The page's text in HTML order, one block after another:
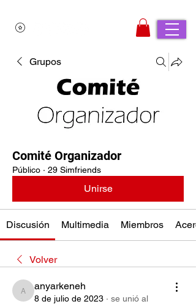
Grupos
Comité Organizador
Público · 29 Simfriends
Unirse
Discusión Multimedia Miembros
Volver
anyarkeneh
anyarkeneh
8 de julio de 2023 · se unió al